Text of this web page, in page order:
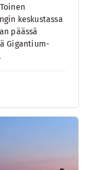
keskustassa
päässä
Gigantium-